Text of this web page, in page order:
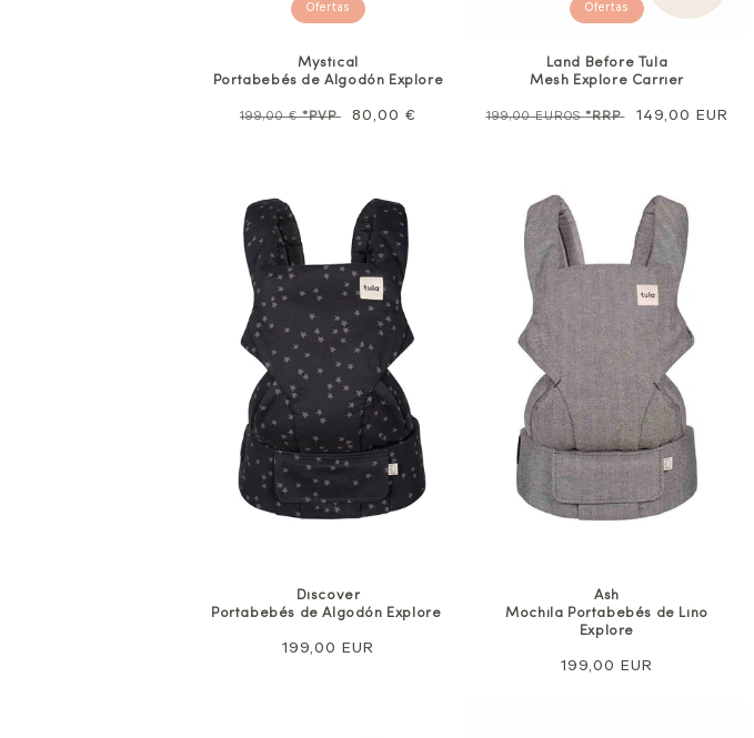
Ofertas
Mystical
Portabebés de Algodón Explore
Precio
199,00 €*PVP
Precio
80,00 €
Ofertas
Land Before Tula
Mesh Explore Carrier
Precio
199,00 EUROS*RRP
Precio
149,00 EUR
Discover
Portabebés de Algodón Explore
Precio
199,00 EUR
Ash
Mochila Portabebés de Lino
Explore
Precio
199,00 EUR